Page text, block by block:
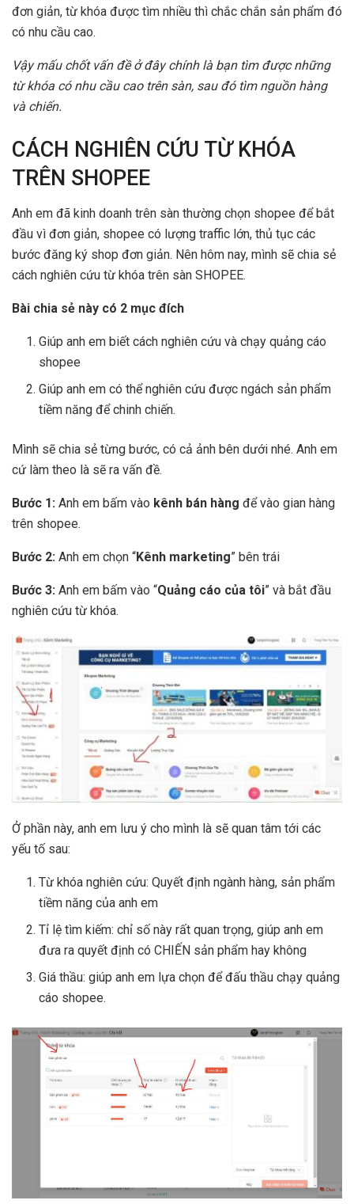
đơn giản, từ khóa được tìm nhiều thì chắc chắn sản phẩm đó
có nhu cầu cao.
Vậy mấu chốt vấn đề ở đây chính là bạn tìm được những
từ khóa có nhu cầu cao trên sàn, sau đó tìm nguồn hàng
và chiến.
CÁCH NGHIÊN CỨU TỪ KHÓA
TRÊN SHOPEE
Anh em đã kinh doanh trên sàn thường chọn shopee để bắt
đầu vì đơn giản, shopee có lượng traffic lớn, thủ tục các
bước đăng ký shop đơn giản. Nên hôm nay, mình sẽ chia sẻ
cách nghiên cứu từ khóa trên sàn SHOPEE.
Bài chia sẻ này có 2 mục đích
Giúp anh em biết cách nghiên cứu và chạy quảng cáo
shopee
Giúp anh em có thể nghiên cứu được ngách sản phẩm
tiềm năng để chinh chiến.
Mình sẽ chia sẻ từng bước, có cả ảnh bên dưới nhé. Anh em
cứ làm theo là sẽ ra vấn đề.
Bước 1: Anh em bấm vào kênh bán hàng để vào gian hàng
trên shopee.
Bước 2: Anh em chọn “Kênh marketing” bên trái
Bước 3: Anh em bấm vào “Quảng cáo của tôi” và bắt đầu
nghiên cứu từ khóa.
Ở phần này, anh em lưu ý cho mình là sẽ quan tâm tới các
yếu tố sau:
Từ khóa nghiên cứu: Quyết định ngành hàng, sản phẩm
tiềm năng của anh em
Tỉ lệ tìm kiếm: chỉ số này rất quan trọng, giúp anh em
đưa ra quyết định có CHIẾN sản phẩm hay không
Giá thầu: giúp anh em lựa chọn để đấu thầu chạy quảng
cáo shopee.